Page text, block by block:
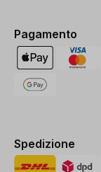
Pagamento
Spedizione